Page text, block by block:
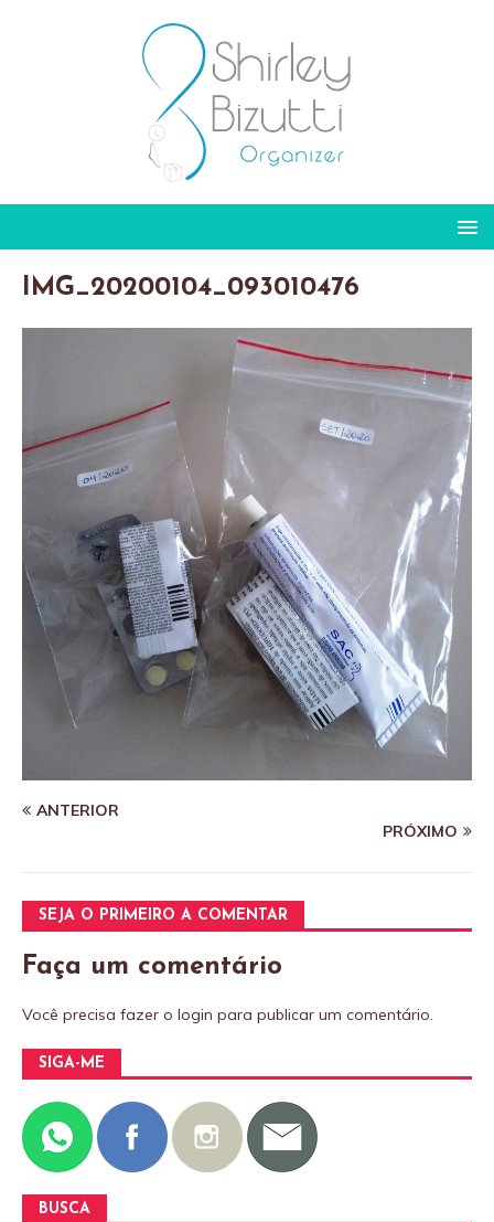
IMG_20200104_093010476
ANTERIOR
PRÓXIMO
SEJA O PRIMEIRO A COMENTAR
Faça um comentário
Você precisa fazer o login para publicar um comentário.
SIGA-ME
BUSCA